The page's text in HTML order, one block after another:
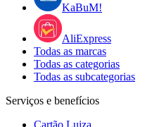
KaBuM!
AliExpress
Todas as marcas
Todas as categorias
Todas as subcategorias
Serviços e benefícios
Cartão Luiza